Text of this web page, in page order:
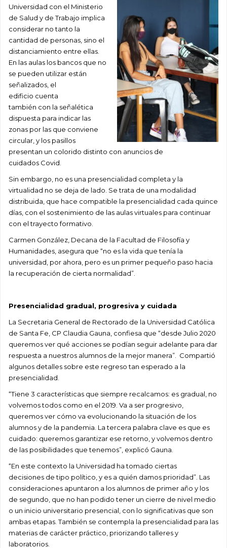
Universidad con el Ministerio
de Salud y deTrabajo implica
considerar no tanto la
cantidad de personas , sino el
distanciamiento entre ellas.
En las aulas los bancos que no
se pueden utilizar están
señalizados, el
edificio cuenta
también con la señalética
dispuesta para indicar las
zonas por las que conviene
circular , y los pasillos
presentan un colorido distinto con anuncios de
cuidados Covid
Sin embargo, no es una presencialidad completa y la
virtualidad no se deja de lado. Se trata de una modalidad
distribuida, que hace compatible la presencialidad cada quince
días, con el sostenimiento de las aulas virtuales para continuar
con el trayecto formativo.
Carmen González, Decana de la Facultad de Filosofía y
Humanidades asegura que “no es la vida que tenía la
universidad, por ahora, pero es un primer pequeño paso hacia
la recuperación de cierta normalidad”.
Presencialidad gradual, progresiva y cuidada
La Secretaria General de Rectorado de la Universidad Católica
de Santa Fe, CP Claudia Gauna , confiesa que “desde Julio 2020
queremos ver qué acciones se podían seguir adelante para dar
respuesta a nuestros alumnos de la mejor manera” Compartió
algunos detalles sobre este regreso tan esperado a la
presencialidad
“Tiene 3 características que siempre recalcamos: es gradual, no
volvemos todos como en el 2019. Va a ser progresivo,
queremos ver cómo va evolucionando la situación de los
alumnos y de la pandemia. La tercera palabra clave es que es
cuidado: queremos garantizar ese retorno, y volvemos dentro
de las posibilidades que tenemos”, explicó Gauna
“En este contexto la Universidad ha tomado ciertas
decisiones de tipo político, y es a quién damos prioridad”. Las
consideraciones apuntaron a los alumnos de primer año y los
de segundo, que no han podido tener un cierre de nivel medio
o un inicio universitario presencial, con lo significativas que son
ambas etapas. También se contempla la presencialidad para las
materias de carácter práctico, priorizando talleres y
laboratorios.